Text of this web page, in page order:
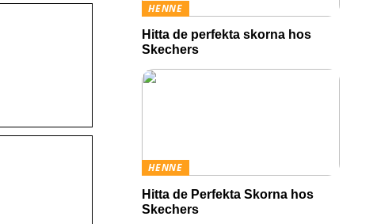
HENNE
Hitta de perfekta skorna hos
Skechers
HENNE
Hitta de Perfekta Skorna hos
Skechers